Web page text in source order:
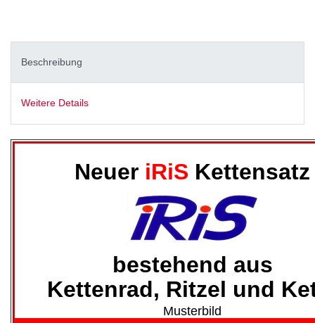
Beschreibung
Weitere Details
Neuer iRiS Kettensatz
bestehend aus
Kettenrad, Ritzel und
Musterbild